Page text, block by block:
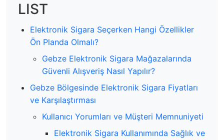
LIST
Elektronik Sigara Seçerken Hangi Özellikler
Ön Planda Olmalı?
Gebze Elektronik Sigara Mağazalarında
Güvenli Alışveriş Nasıl Yapılır?
Gebze Bölgesinde Elektronik Sigara Fiyatları
ve Karşılaştırması
Kullanıcı Yorumları ve Müşteri Memnuniyeti
Elektronik Sigara Kullanımında Sağlık ve